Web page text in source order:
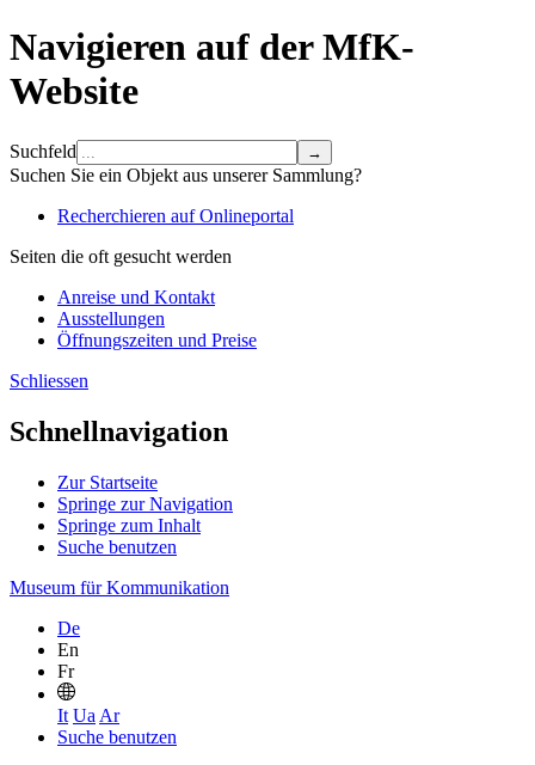
Navigieren auf der MfK-
Website
Suchfeld
Suchen Sie ein Objekt aus unserer Sammlung?
Recherchieren auf Onlineportal
Seiten die oft gesucht werden
Anreise und Kontakt
Ausstellungen
Öffnungszeiten und Preise
Schliessen
Schnellnavigation
Zur Startseite
Springe zur Navigation
Springe zum Inhalt
Suche benutzen
Museum für Kommunikation
De
En
Fr
It Ua Ar
Suche benutzen